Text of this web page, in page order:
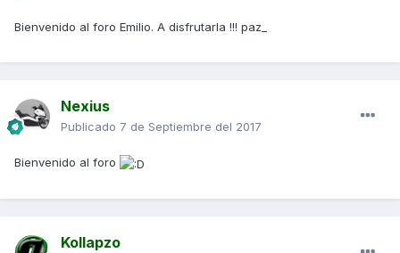
Bienvenido al foro Emilio. A disfrutarla !!! paz_
Nexius
Publicado 7 de Septiembre del 2017
Bienvenido al foro
Kollapzo